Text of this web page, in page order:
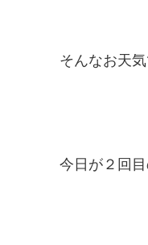
そんなお天
今日が２回